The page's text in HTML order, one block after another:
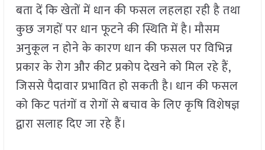
बता दें कि खेतों में धान की फसल लहलहा रही है तथा
कुछ जगहों पर धान फूटने की स्थिति में है। मौसम
अनुकूल न होने के कारण धान की फसल पर विभिन्न
प्रकार के रोग और कीट प्रकोप देखने को मिल रहे हैं,
जिससे पैदावार प्रभावित हो सकती है। धान की फसल
को किट पतंगों व रोगों से बचाव के लिए कृषि विशेषज्ञ
द्वारा सलाह दिए जा रहे हैं।